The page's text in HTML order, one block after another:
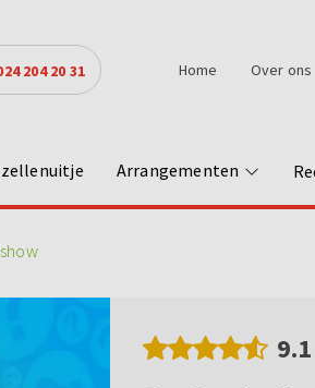
204 20 31 Home Over ons
Arrangementen
9.1